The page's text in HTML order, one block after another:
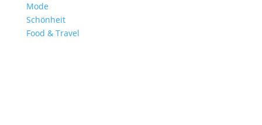
Mode
Schönheit
Food & Travel